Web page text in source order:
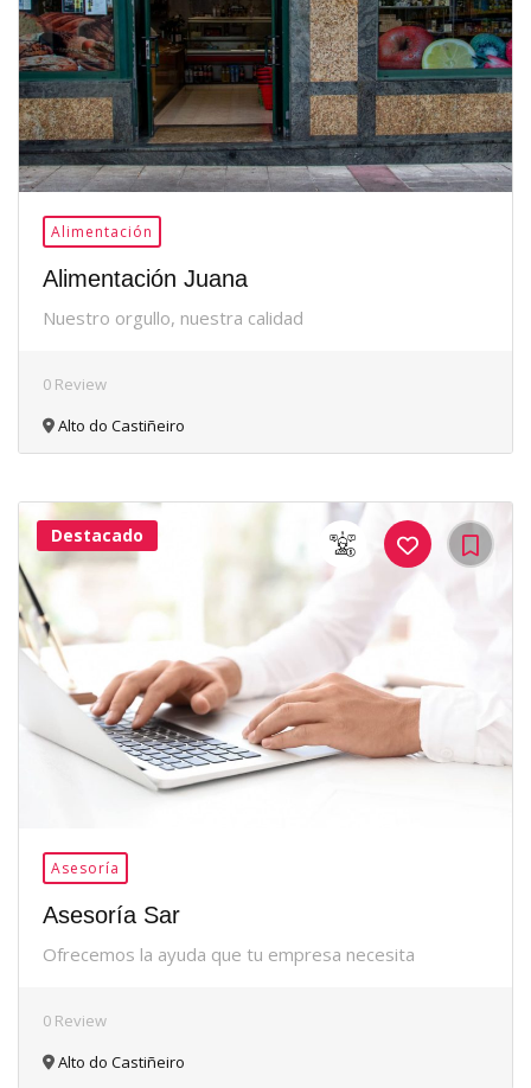
Alimentación
Alimentación Juana
Nuestro orgullo, nuestra calidad
0 Review
Alto do Castiñeiro
36Me
Gusta
Destacado
Asesoría
Asesoría Sar
Ofrecemos la ayuda que tu empresa necesita
0 Review
Alto do Castiñeiro